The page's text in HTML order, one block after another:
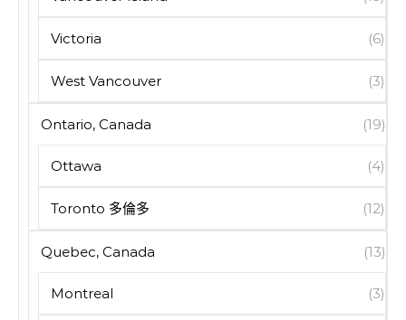
Victoria (6)
West Vancouver (3)
Ontario, Canada (19)
Ottawa (4)
Toronto 多倫多 (12)
Quebec, Canada (13)
Montreal (3)